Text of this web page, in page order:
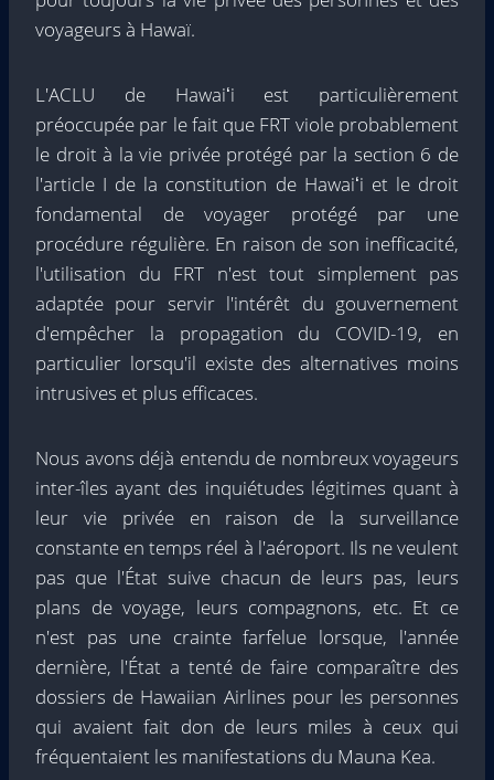
voyageurs à Hawaï.
L'ACLU de Hawaiʻi est particulièrement
préoccupée par le fait que FRT viole probablement
le droit à la vie privée protégé par la section 6 de
l'article I de la constitution de Hawaiʻi et le droit
fondamental de voyager protégé par une
procédure régulière. En raison de son inefficacité,
l'utilisation du FRT n'est tout simplement pas
adaptée pour servir l'intérêt du gouvernement
d'empêcher la propagation du COVID-19, en
particulier lorsqu'il existe des alternatives moins
intrusives et plus efficaces.
Nous avons déjà entendu de nombreux voyageurs
inter-îles ayant des inquiétudes légitimes quant à
leur vie privée en raison de la surveillance
constante en temps réel à l'aéroport. Ils ne veulent
pas que l'État suive chacun de leurs pas, leurs
plans de voyage, leurs compagnons, etc. Et ce
n'est pas une crainte farfelue lorsque, l'année
dernière, l'État a tenté de faire comparaître des
dossiers de Hawaiian Airlines pour les personnes
qui avaient fait don de leurs miles à ceux qui
fréquentaient les manifestations du Mauna Kea.